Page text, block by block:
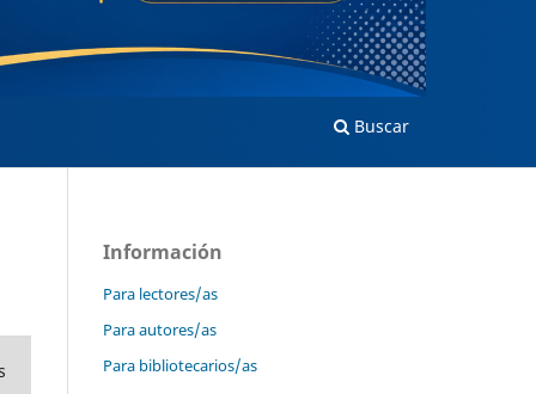
Buscar
Información
Para lectores/as
Para autores/as
Para bibliotecarios/as